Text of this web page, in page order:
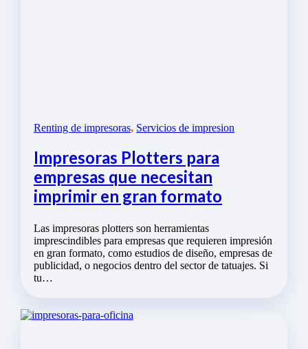
Renting de impresoras, Servicios de impresion
Impresoras Plotters para
empresas que necesitan
imprimir en gran formato
Las impresoras plotters son herramientas
imprescindibles para empresas que requieren impresión
en gran formato, como estudios de diseño, empresas de
publicidad, o negocios dentro del sector de tatuajes. Si
tu…